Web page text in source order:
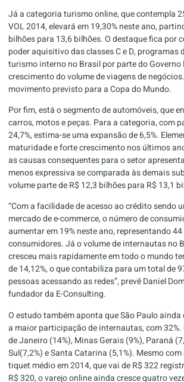
Já a categoria turismo online, que contempla
VOL 2014, elevará em 19,30% neste ano,
bilhões para 13,6 bilhões. O destaque fica por
poder aquisitivo das classes C e D, programas
turismo interno no Brasil por parte do Governo
crescimento do volume de viagens de
movimento previsto para a Copa do Mundo.
Por fim, está o segmento de automóveis, que
carros, motos e peças. Para a categoria, com
24,7%, estima-se uma expansão de 6,5%.
maturidade e forte crescimento nos últimos
as causas consequentes para o setor
menos expressiva se comparada às demais
volume parte de R$ 12,3 bilhões para R$ 13,1
“Com a facilidade de acesso ao crédito sendo
mercado de e-commerce, o número de
aumentar em 19% neste ano, representando
consumidores. Já o volume de internautas no
cresceu mais rapidamente em todo o mundo
de 14,12%, o que contabiliza para um total de
pessoas acessando as redes”, prevê Daniel
fundador da E-Consulting.
O estudo também aponta que São Paulo ainda
a maior participação de internautas, com
de Janeiro (14%), Minas Gerais (9%), Paraná
Sul(7,2%) e Santa Catarina (5,1%). Mesmo
tiquet médio em 2014, que vai de R$ 322
R$ 320, o varejo online ainda cresce quatro